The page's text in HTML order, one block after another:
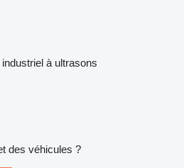
à ultrasons
des véhicules ?